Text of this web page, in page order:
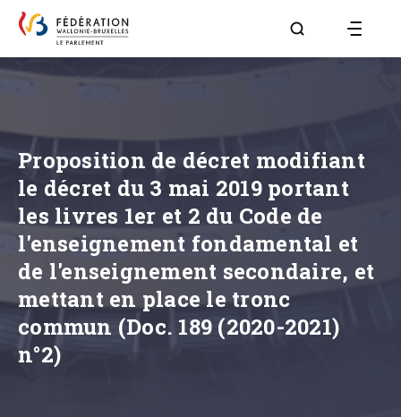
Aller à la page
Proposition de décret modifiant
le décret du 3 mai 2019 portant
les livres 1er et 2 du Code de
l'enseignement fondamental et
de l'enseignement secondaire, et
mettant en place le tronc
commun (Doc. 189 (2020-2021)
n°2)